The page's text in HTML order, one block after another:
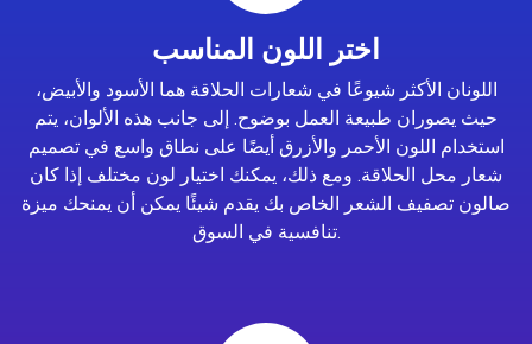
اختر اللون المناسب
اللونان الأكثر شيوعًا في شعارات الحلاقة هما الأسود والأبيض،
حيث يصوران طبيعة العمل بوضوح. إلى جانب هذه الألوان، يتم
استخدام اللون الأحمر والأزرق أيضًا على نطاق واسع في تصميم
شعار محل الحلاقة. ومع ذلك، يمكنك اختيار لون مختلف إذا كان
صالون تصفيف الشعر الخاص بك يقدم شيئًا يمكن أن يمنحك ميزة
تنافسية في السوق.